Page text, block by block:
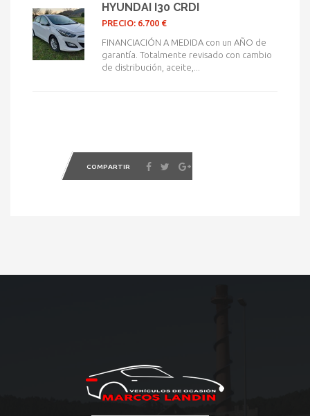
HYUNDAI I30 CRDI
PRECIO: 6.700 €
FINANCIACIÓN A MEDIDA con un AÑO de
garantía. Totalmente revisado con cambio
de distribución, aceite,...
COMPARTIR